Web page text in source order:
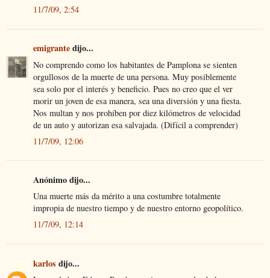
11/7/09, 2:54
emigrantedijo...
No comprendo como los habitantes de Pamplona se sienten
orgullosos de la muerte de una persona. Muy posiblemente
sea solo por el interés y beneficio. Pues no creo que el ver
morir un joven de esa manera, sea una diversión y una fiesta.
Nos multan y nos prohíben por diez kilómetros de velocidad
de un auto y autorizan esa salvajada. (Difícil a comprender)
11/7/09, 12:06
Anónimo dijo...
Una muerte más da mérito a una costumbre totalmente
impropia de nuestro tiempo y de nuestro entorno geopolítico.
11/7/09, 12:14
karlos dijo...